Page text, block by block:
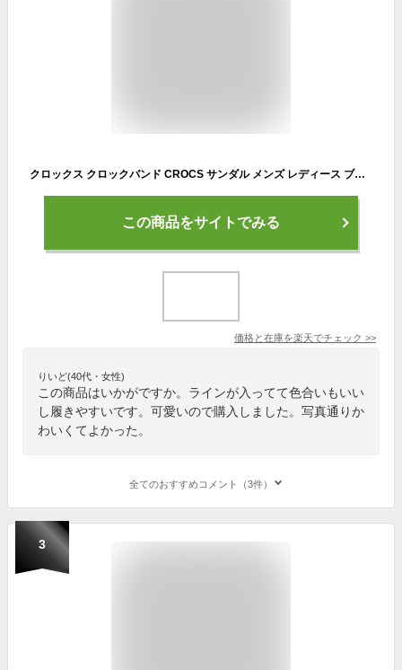
クロックス クロックバンド CROCS サンダル メンズ レディース ブラック 黒 ホワイト 白 ネイビー 紺 パープル CROCBAND 11016 シューズ スリッポン サボ サボサンダル シンプル プレゼント 室 人気 定番 |slz|
この商品をサイトでみる
価格と在庫を楽天でチェック >>
りいど(40代・女性)
この商品はいかがですか。ラインが入ってて色合いもいい
し履きやすいです。可愛いので購入しました。写真通りか
わいくてよかった。
全てのおすすめコメント（3件）
3